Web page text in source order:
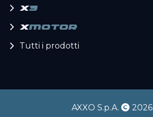
x3
xmotor
Tutti i prodotti
AXXO S.p.A.
2026